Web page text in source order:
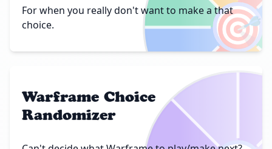
🎯
For when you really don't want to make a that
choice.
Warframe Choice
Randomizer